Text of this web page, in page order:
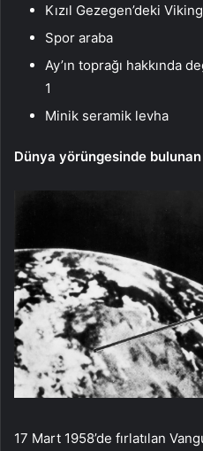
Kızıl Gezegen’deki
Spor araba
Ay’ın toprağı hakkında
1
Minik seramik levha
Dünya yörüngesinde
17 Mart 1958’de fırlatılan